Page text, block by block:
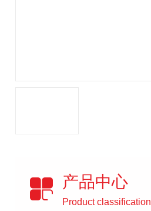
产品中心
Product classification